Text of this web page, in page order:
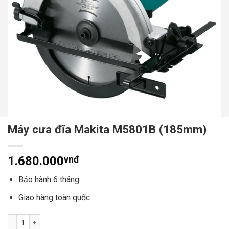
Máy cưa đĩa Makita M5801B (185mm)
1.680.000vnđ
Bảo hành 6 tháng
Giao hàng toàn quốc